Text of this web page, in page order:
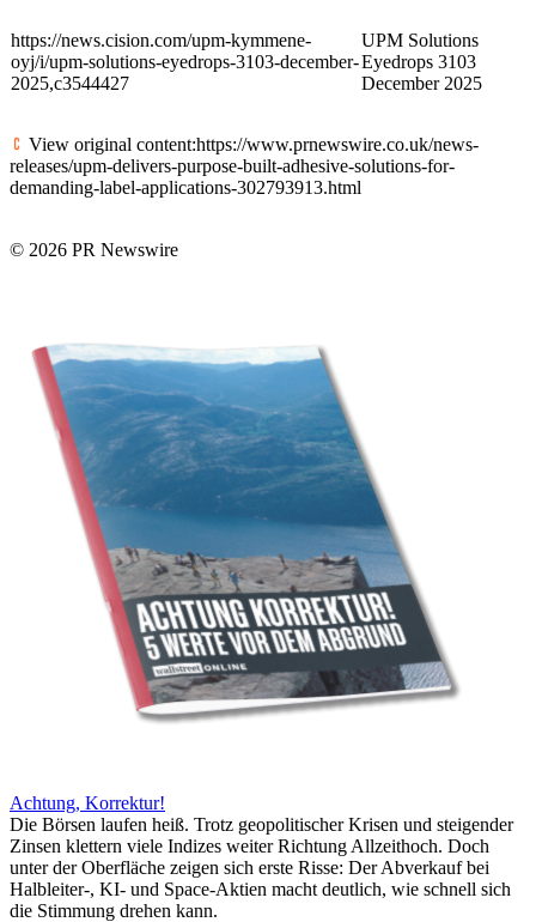
https://news.cision.com/upm-kymmene-
oyj/i/upm-solutions-eyedrops-3103-december-
2025,c3544427
UPM Solutions
Eyedrops 3103
December 2025
View original content:https://www.prnewswire.co.uk/news-
releases/upm-delivers-purpose-built-adhesive-solutions-for-
demanding-label-applications-302793913.html
© 2026 PR Newswire
Achtung, Korrektur!
Die Börsen laufen heiß. Trotz geopolitischer Krisen und steigender
Zinsen klettern viele Indizes weiter Richtung Allzeithoch. Doch
unter der Oberfläche zeigen sich erste Risse: Der Abverkauf bei
Halbleiter-, KI- und Space-Aktien macht deutlich, wie schnell sich
die Stimmung drehen kann.